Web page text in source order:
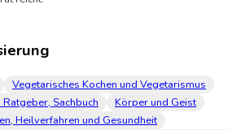
Vegetarisches Kochen und Vegetarismus
Sachbuch
Körper und Geist
Heilverfahren und Gesundheit